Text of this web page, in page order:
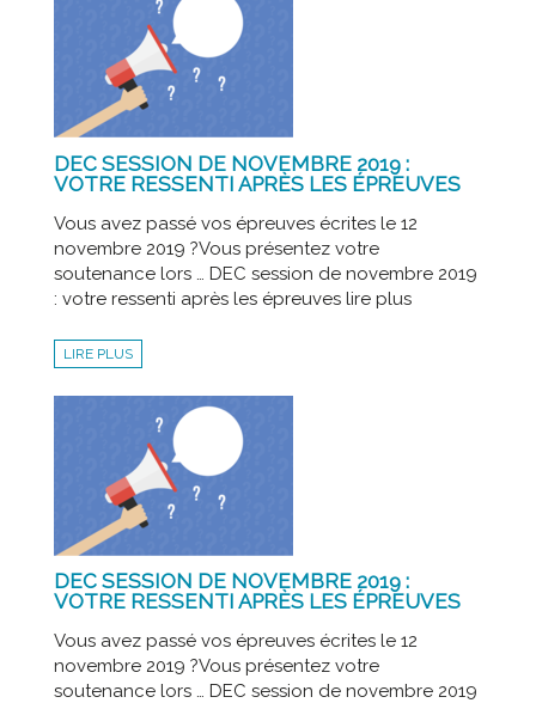
DEC SESSION DE NOVEMBRE 2019 :
VOTRE RESSENTI APRÈS LES ÉPREUVES
Vous avez passé vos épreuves écrites le 12
novembre 2019 ?Vous présentez votre
soutenance lors … DEC session de novembre 2019
: votre ressenti après les épreuves lire plus
LIRE PLUS
DEC SESSION DE NOVEMBRE 2019 :
VOTRE RESSENTI APRÈS LES ÉPREUVES
Vous avez passé vos épreuves écrites le 12
novembre 2019 ?Vous présentez votre
soutenance lors … DEC session de novembre 2019